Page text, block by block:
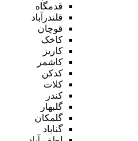
قدمگاه
قلندرآباد
قوچان
کاخک
کاریز
کاشمر
کدکن
کلات
کندر
گلبهار
گلمکان
گناباد